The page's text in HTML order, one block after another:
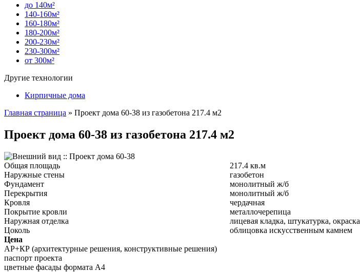
до 140м²
140-160м²
160-180м²
180-200м²
200-230м²
230-300м²
от 300м²
Другие технологии
Кирпичные дома
Главная страница » Проект дома 60-38 из газобетона 217.4 м2
Проект дома 60-38 из газобетона 217.4 м2
Общая площадь
217.4 кв.м
Наружные стены
газобетон
Фундамент
монолитный ж/б
Перекрытия
монолитный ж/б
Кровля
чердачная
Покрытие кровли
металлочерепица
Наружная отделка
лицевая кладка, штукатурка, окраска
Цоколь
облицовка искусственным камнем
Цена
АР+КР (архитектурные решения, конструктивные решения)
паспорт проекта
цветные фасады формата А4